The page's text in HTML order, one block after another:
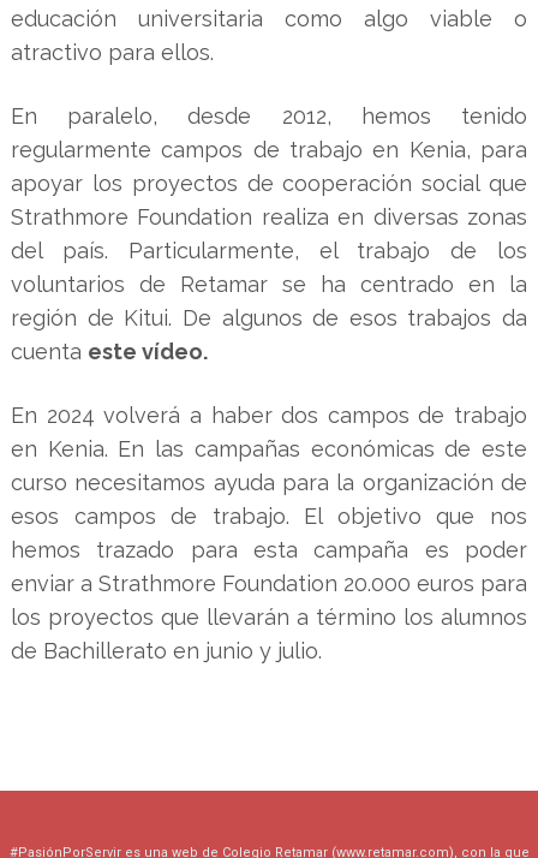
educación universitaria como algo viable o
atractivo para ellos.
En paralelo, desde 2012, hemos tenido
regularmente campos de trabajo en Kenia, para
apoyar los proyectos de cooperación social que
Strathmore Foundation realiza en diversas zonas
del país. Particularmente, el trabajo de los
voluntarios de Retamar se ha centrado en la
región de Kitui. De algunos de esos trabajos da
cuenta este vídeo.
En 2024 volverá a haber dos campos de trabajo
en Kenia. En las campañas económicas de este
curso necesitamos ayuda para la organización de
esos campos de trabajo. El objetivo que nos
hemos trazado para esta campaña es poder
enviar a Strathmore Foundation 20.000 euros para
los proyectos que llevarán a término los alumnos
de Bachillerato en junio y julio.
#PasiónPorServir es una web de Colegio Retamar (www.retamar.com), con la que